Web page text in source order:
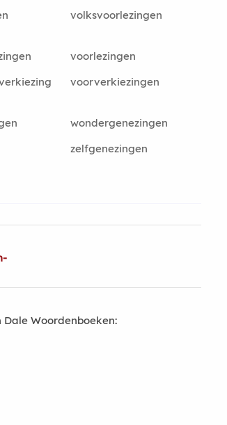
volksvoorlezingen
voorlezingen
voorverkiezingen
wondergenezingen
zelfgenezingen
Woordenboeken: